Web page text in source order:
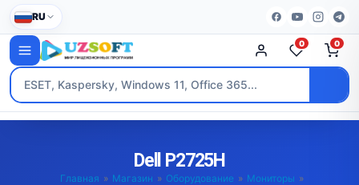
RU
0 0
Dell P2725H
Главная » Магазин » Оборудование » Мониторы »